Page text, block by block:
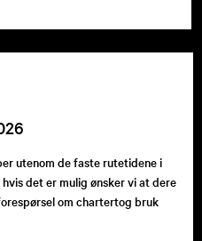
utenom de faste rutetidene i
det er mulig ønsker vi at dere
om chartertog bruk